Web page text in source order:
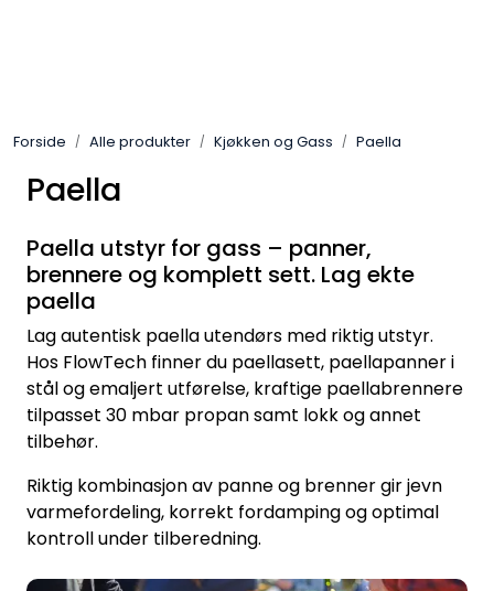
Forside Alle produkter Kjøkken og Gass Paella
Paella
Paella utstyr for gass – panner,
brennere og komplett sett. Lag ekte
paella
Lag autentisk paella utendørs med riktig utstyr.
Hos FlowTech finner du paellasett, paellapanner i
stål og emaljert utførelse, kraftige paellabrennere
tilpasset 30 mbar propan samt lokk og annet
tilbehør.
Riktig kombinasjon av panne og brenner gir jevn
varmefordeling, korrekt fordamping og optimal
kontroll under tilberedning.
Koblingsmatriell
Terrassevarmere
Marine & Caravan
Alarm/Sikkerhet
Oppvarming
Verktøy for tak
Artikler